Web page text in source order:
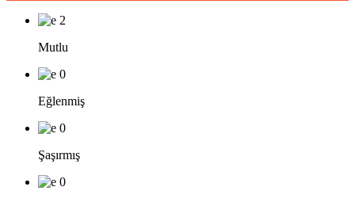
2
Mutlu
0
Eğlenmiş
0
Şaşırmış
0